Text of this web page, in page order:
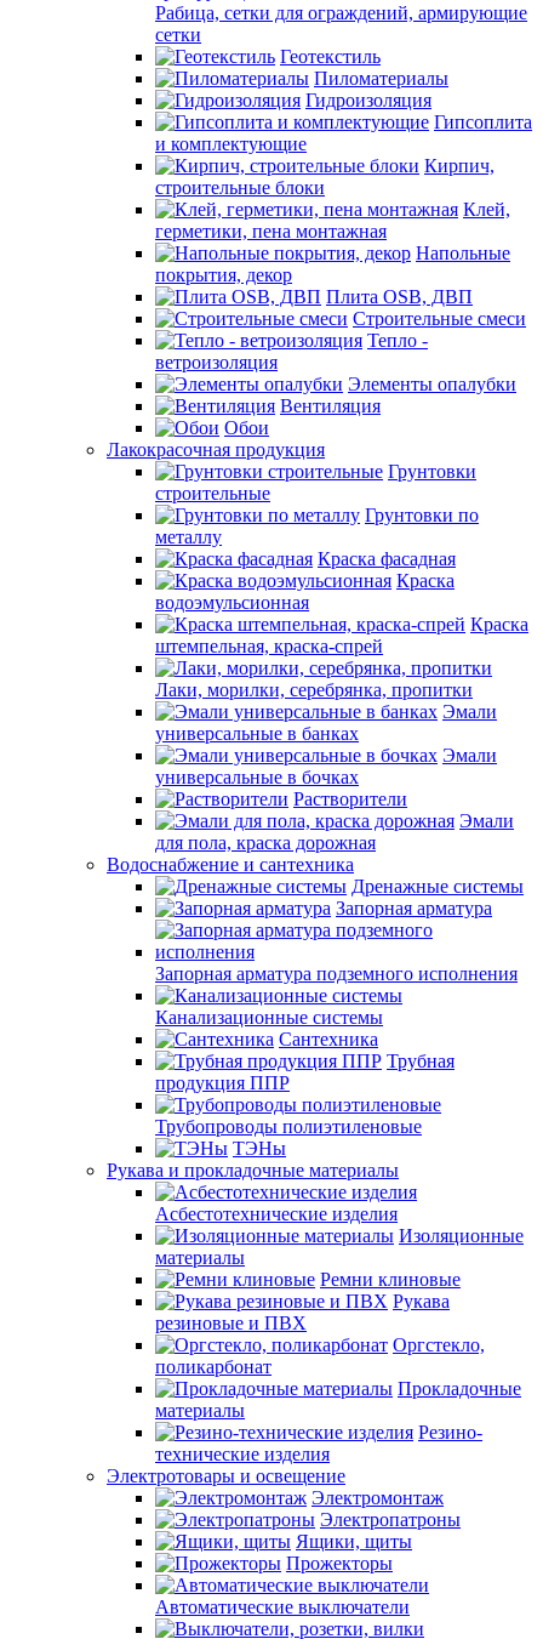
Рабица, сетки для ограждений, армирующие
сетки
Геотекстиль
Пиломатериалы
Гидроизоляция
Гипсоплита
и комплектующие
Кирпич,
строительные блоки
Клей,
герметики, пена монтажная
Напольные
покрытия, декор
Плита OSB, ДВП
Строительные смеси
Тепло -
ветроизоляция
Элементы опалубки
Вентиляция
Обои
Лакокрасочная продукция
Грунтовки
строительные
Грунтовки по
металлу
Краска фасадная
Краска
водоэмульсионная
Краска
штемпельная, краска-спрей
Лаки, морилки, серебрянка, пропитки
Эмали
универсальные в банках
Эмали
универсальные в бочках
Растворители
Эмали
для пола, краска дорожная
Водоснабжение и сантехника
Дренажные системы
Запорная арматура
Запорная арматура подземного исполнения
Канализационные системы
Сантехника
Трубная
продукция ППР
Трубопроводы полиэтиленовые
ТЭНы
Рукава и прокладочные материалы
Асбестотехнические изделия
Изоляционные
материалы
Ремни клиновые
Рукава
резиновые и ПВХ
Оргстекло,
поликарбонат
Прокладочные
материалы
Резино-
технические изделия
Электротовары и освещение
Электромонтаж
Электропатроны
Ящики, щиты
Прожекторы
Автоматические выключатели